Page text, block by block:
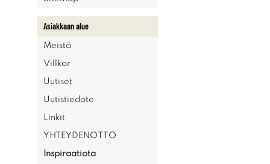
Asiakkaan alue
Meistä
Villkor
Uutiset
Uutistiedote
Linkit
YHTEYDENOTTO
Inspiraatiota